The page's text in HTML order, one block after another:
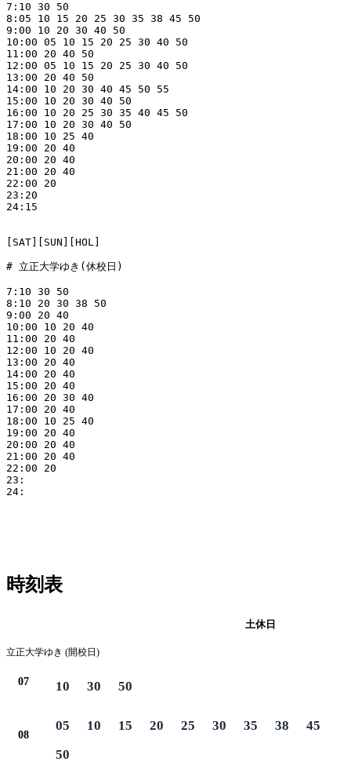
7:10 30 50
8:05 10 15 20 25 30 35 38 45 50
9:00 10 20 30 40 50
10:00 05 10 15 20 25 30 40 50
11:00 20 40 50
12:00 05 10 15 20 25 30 40 50
13:00 20 40 50
14:00 10 20 30 40 45 50 55
15:00 10 20 30 40 50
16:00 10 20 25 30 35 40 45 50
17:00 10 20 30 40 50
18:00 10 25 40
19:00 20 40
20:00 20 40
21:00 20 40
22:00 20
23:20
24:15
[SAT][SUN][HOL]
# 立正大学ゆき(休校日)
7:10 30 50
8:10 20 30 38 50
9:00 20 40
10:00 10 20 40
11:00 20 40
12:00 10 20 40
13:00 20 40
14:00 20 40
15:00 20 40
16:00 20 30 40
17:00 20 40
18:00 10 25 40
19:00 20 40
20:00 20 40
21:00 20 40
22:00 20
23:
24:
時刻表
土休日
立正大学ゆき (開校日)
07 10 30 50
08
05 10 15 20 25 30 35 38
45
50